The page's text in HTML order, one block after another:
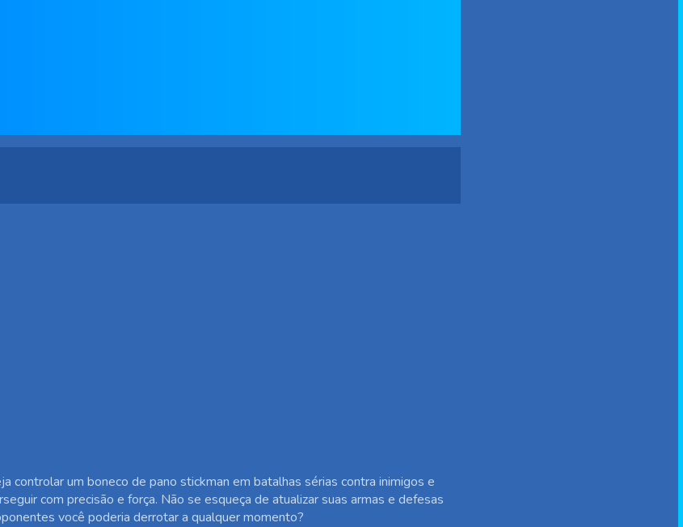
controlar um boneco de pano stickman em batalhas sérias contra inimigos e
com precisão e força. Não se esqueça de atualizar suas armas e defesas
você poderia derrotar a qualquer momento?